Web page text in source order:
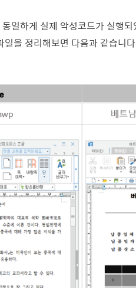
일하게 실제 악성코드가 실행
을 정리해보면 다음과 같습니